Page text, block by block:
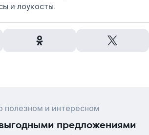
и лоукосты.
полезном и интересном
предложениями